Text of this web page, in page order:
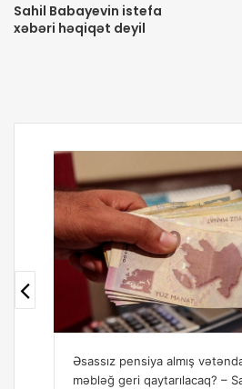
Sahil Babayevin istefa
xəbəri həqiqət deyil
Sahil Babayev pensiya artımı
danışdı